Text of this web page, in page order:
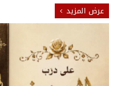
عرض المزيد